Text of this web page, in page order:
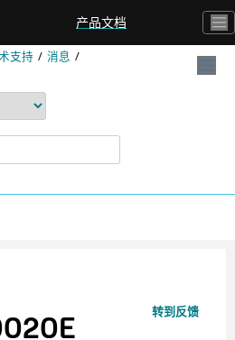
产品文档
支持
消息
转到反馈